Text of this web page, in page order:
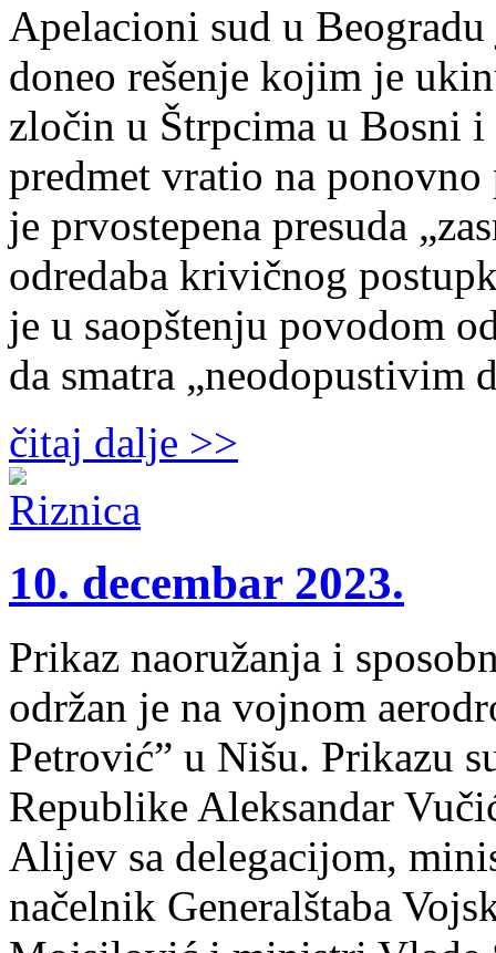
Apelacioni sud u
doneo rešenje kojim je
zločin u Štrpcima u Bosni
predmet vratio na ponovno
je prvostepena presuda
odredaba krivičnog
je u saopštenju povodom
da smatra
čitaj dalje >>
10. decembar 2023.
Prikaz naoružanja i
održan je na vojnom
Petrović” u Nišu. Prikazu
Republike Aleksandar
Alijev sa delegacijom,
načelnik Generalštaba